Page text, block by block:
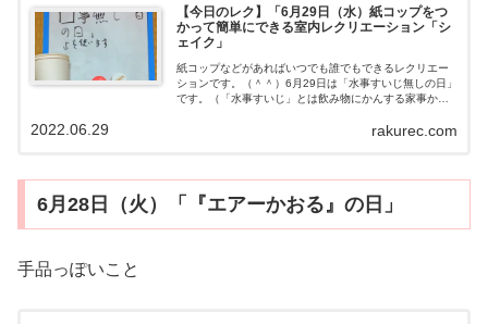
【今日のレク】「6月29日（水）紙コップをつ
かって簡単にできる室内レクリエーション「シ
ェイク」
紙コップなどがあればいつでも誰でもできるレクリエー
ションです。（＾＾）6月29日は「水事すいじ無しの日」
です。（「水事すいじ」とは飲み物にかんする家事かじ
ネをやってみました。（＾＾）ホントは...rakurec.com
2022.06.29
6月28日（火）「『エアーかおる』の日」
手品っぽいこと